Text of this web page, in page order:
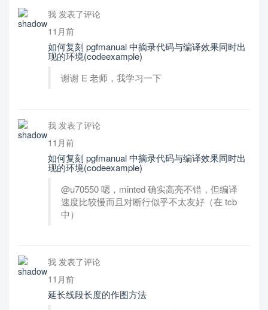
我 发表了评论
11月前
如何复刻 pgfmanual 中摘录代码与编译效果同时出
现的环境(codeexample)
谢谢 E 老师，我学习一下
我 发表了评论
11月前
如何复刻 pgfmanual 中摘录代码与编译效果同时出
现的环境(codeexample)
@u70550 嗯，minted 确实高亮不错，但编译
速度比较慢而且对断行似乎不太友好（在 tcb
中）
我 发表了评论
11月前
延长线段长度的作图方法